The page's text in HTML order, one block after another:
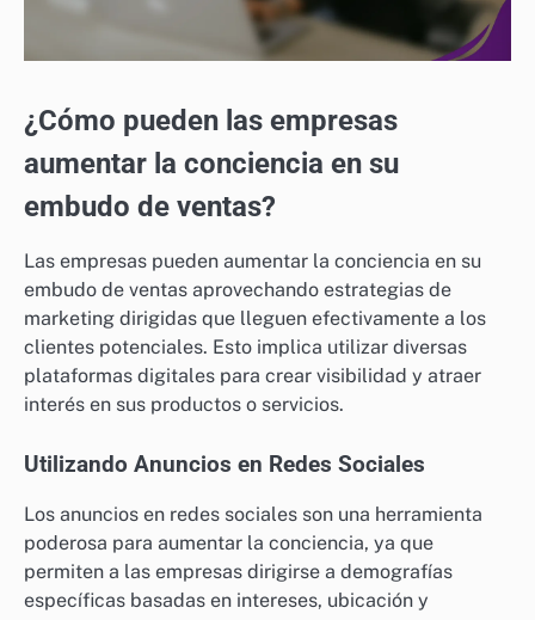
¿Cómo pueden las empresas
aumentar la conciencia en su
embudo de ventas?
Las empresas pueden aumentar la conciencia en su
embudo de ventas aprovechando estrategias de
marketing dirigidas que lleguen efectivamente a los
clientes potenciales. Esto implica utilizar diversas
plataformas digitales para crear visibilidad y atraer
interés en sus productos o servicios.
Utilizando Anuncios en Redes Sociales
Los anuncios en redes sociales son una herramienta
poderosa para aumentar la conciencia, ya que
permiten a las empresas dirigirse a demografías
específicas basadas en intereses, ubicación y